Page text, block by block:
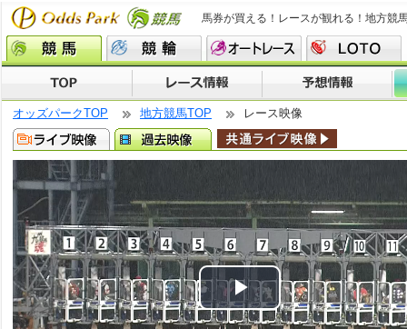
馬券が買える！レースが観れる！地方競
オッズパークTOP 地方競馬TOP レース映像
Play